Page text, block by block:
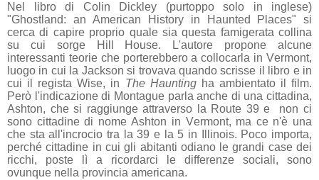
Nel libro di Colin Dickley (purtoppo solo in inglese)
"Ghostland: an American History in Haunted Places" si
cerca di capire proprio quale sia questa famigerata collina
su cui sorge Hill House. L'autore propone alcune
interessanti teorie che porterebbero a collocarla in Vermont,
luogo in cui la Jackson si trovava quando scrisse il libro e in
cui il regista Wise, in The Haunting ha ambientato il film.
Però l'indicazione di Montague parla anche di una cittadina,
Ashton, che si raggiunge attraverso la Route 39 e non ci
sono cittadine di nome Ashton in Vermont, ma ce n'è una
che sta all'incrocio tra la 39 e la 5 in Illinois. Poco importa,
perché cittadine in cui gli abitanti odiano le grandi case dei
ricchi, poste lì a ricordarci le differenze sociali, sono
ovunque nella provincia americana.